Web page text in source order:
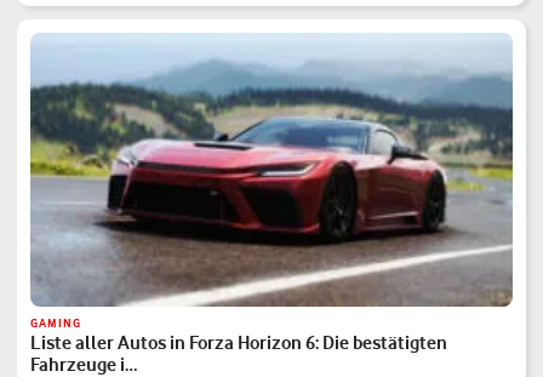
GAMING
Liste aller Autos in Forza Horizon 6: Die bestätigten
Fahrzeuge i…